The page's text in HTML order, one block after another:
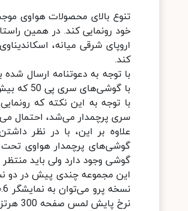
تنوع بالای محصولات هواوی
خود رونمایی کند. در همین
اروپای شرقی میانه،
کند.
با توجه به دعوتنامه ارسال
با گوشی‌های سری پی 50 که بیش از یک ماه پیش معرفی شدند دارد.
سری پرچمدار می‌شد، احتمال
گوشی وجود دارد ولی باید
نرخ پایش لمس صفحه 300 هرتز بهره برده است.